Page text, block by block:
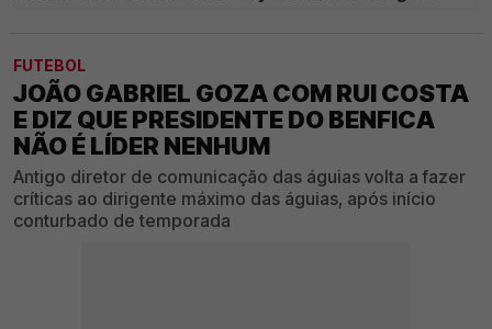
FUTEBOL
JOÃO GABRIEL GOZA COM RUI COSTA
E DIZ QUE PRESIDENTE DO BENFICA
NÃO É LÍDER NENHUM
Antigo diretor de comunicação das águias volta a fazer
críticas ao dirigente máximo das águias, após início
conturbado de temporada